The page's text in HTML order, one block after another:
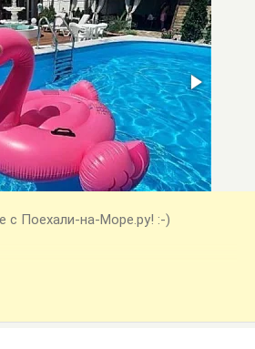
с Поехали-на-Море.ру! :-)
80